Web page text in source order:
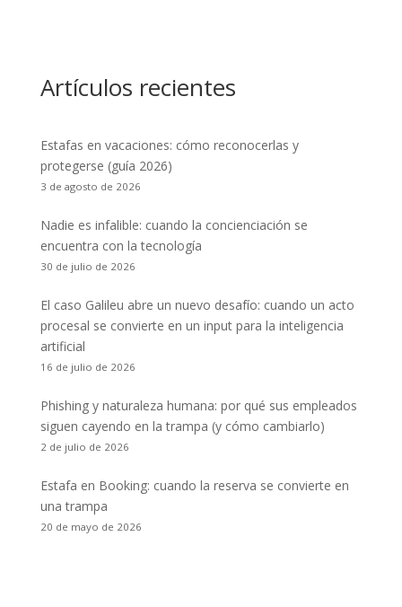
Artículos recientes
Estafas en vacaciones: cómo reconocerlas y
protegerse (guía 2026)
3 de agosto de 2026
Nadie es infalible: cuando la concienciación se
encuentra con la tecnología
30 de julio de 2026
El caso Galileu abre un nuevo desafío: cuando un acto
procesal se convierte en un input para la inteligencia
artificial
16 de julio de 2026
Phishing y naturaleza humana: por qué sus empleados
siguen cayendo en la trampa (y cómo cambiarlo)
2 de julio de 2026
Estafa en Booking: cuando la reserva se convierte en
una trampa
20 de mayo de 2026